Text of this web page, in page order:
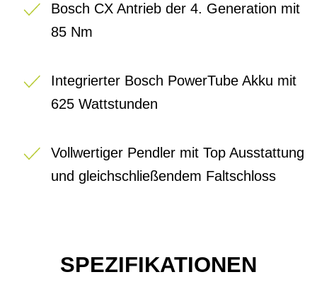
Bosch CX Antrieb der 4. Generation mit
85 Nm
Integrierter Bosch PowerTube Akku mit
625 Wattstunden
Vollwertiger Pendler mit Top Ausstattung
und gleichschließendem Faltschloss
SPEZIFIKATIONEN